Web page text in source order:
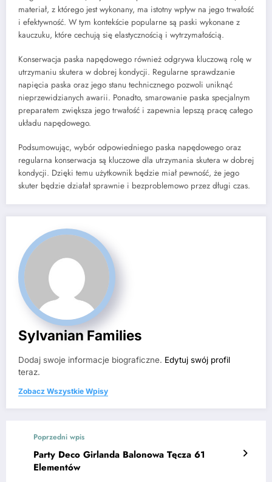
materiał, z którego jest wykonany, ma istotny wpływ na jego trwałość
i efektywność. W tym kontekście popularne są paski wykonane z
kauczuku, które cechują się elastycznością i wytrzymałością.
Konserwacja paska napędowego również odgrywa kluczową rolę w
utrzymaniu skutera w dobrej kondycji. Regularne sprawdzanie
napięcia paska oraz jego stanu technicznego pozwoli uniknąć
nieprzewidzianych awarii. Ponadto, smarowanie paska specjalnym
preparatem zwiększa jego trwałość i zapewnia lepszą pracę całego
układu napędowego.
Podsumowując, wybór odpowiedniego paska napędowego oraz
regularna konserwacja są kluczowe dla utrzymania skutera w dobrej
kondycji. Dzięki temu użytkownik będzie miał pewność, że jego
skuter będzie działał sprawnie i bezproblemowo przez długi czas.
Sylvanian Families
Dodaj swoje informacje biograficzne. Edytuj swój profil
teraz.
Zobacz Wszystkie Wpisy
Poprzedni wpis
Party Deco Girlanda Balonowa Tęcza 61
Elementów